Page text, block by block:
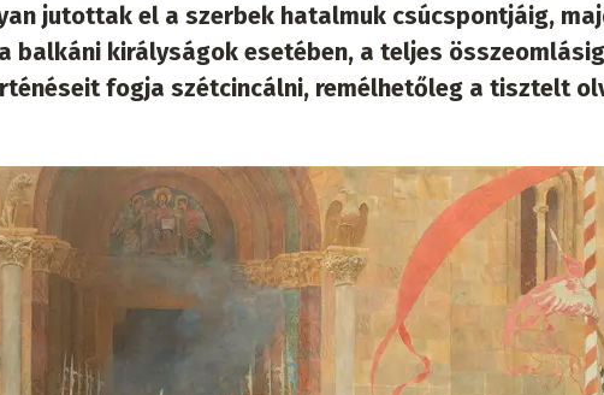
jutottak el a szerbek hatalmuk csúcspontjáig,
balkáni királyságok esetében, a teljes
fogja szétcincálni, remélhetőleg a tisztelt